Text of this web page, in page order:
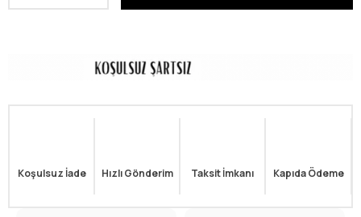
Koşulsuz İade Hızlı Gönderim Taksit İmkanı Kapıda Ödeme